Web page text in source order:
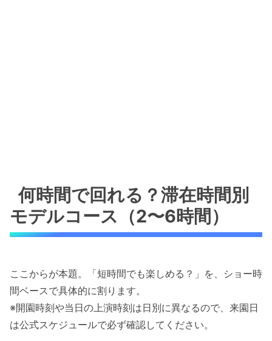
何時間で回れる？滞在時間別
モデルコース（2〜6時間）
ここからが本題。「短時間でも楽しめる？」を、ショー時
間ベースで具体的に割ります。
※開園時刻や当日の上演時刻は日別に異なるので、来園日
は公式スケジュールで必ず確認してください。